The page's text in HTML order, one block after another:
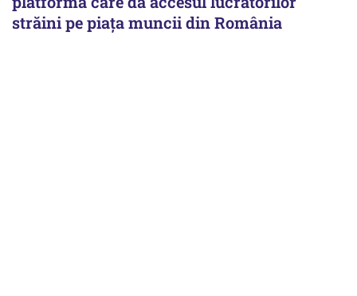
străini pe piața muncii din România